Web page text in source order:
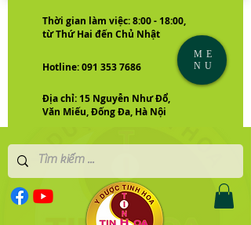
Thời gian làm việc: 8:00 - 18:00,
từ Thứ Hai đến Chủ Nhật
Hotline: 091 353 7686
Địa chỉ: 15 Nguyễn Như Đổ,
Văn Miếu, Đống Đa, Hà Nội
ME
NU